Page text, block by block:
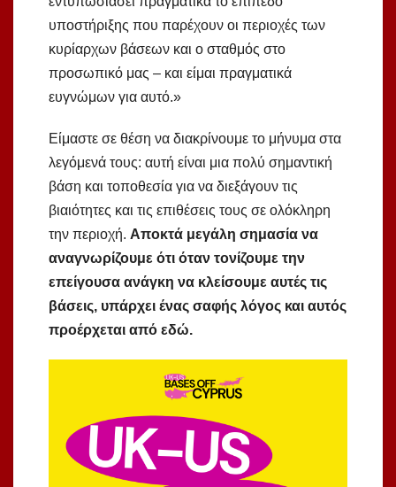
υποστήριξης που παρέχουν οι περιοχές των
κυρίαρχων βάσεων και ο σταθμός στο
προσωπικό μας – και είμαι πραγματικά
ευγνώμων για αυτό.»
Είμαστε σε θέση να διακρίνουμε το μήνυμα στα
λεγόμενά τους: αυτή είναι μια πολύ σημαντική
βάση και τοποθεσία για να διεξάγουν τις
βιαιότητες και τις επιθέσεις τους σε ολόκληρη
την περιοχή. Αποκτά μεγάλη σημασία να
αναγνωρίζουμε ότι όταν τονίζουμε την
επείγουσα ανάγκη να κλείσουμε αυτές τις
βάσεις, υπάρχει ένας σαφής λόγος και αυτός
προέρχεται από εδώ.